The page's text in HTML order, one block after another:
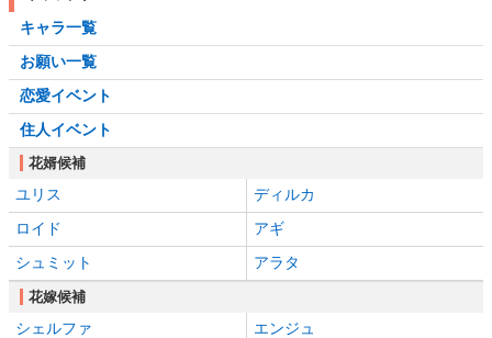
キャラ一覧
お願い一覧
恋愛イベント
住人イベント
花婿候補
ユリス
ディルカ
ロイド
アギ
シュミット
アラタ
花嫁候補
シェルファ
エンジュ